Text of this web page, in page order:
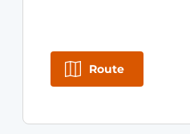
Route